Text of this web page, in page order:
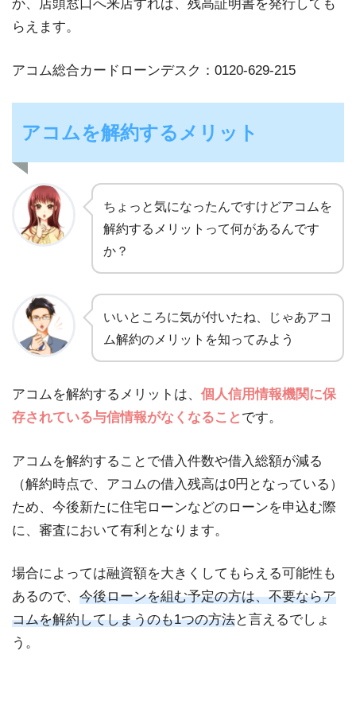
か、店頭窓口へ来店すれば、残高証明書を発行しても
らえます。
アコム総合カードローンデスク：0120-629-215
アコムを解約するメリット
ちょっと気になったんですけどアコムを
解約するメリットって何があるんです
か？
いいところに気が付いたね、じゃあアコ
ム解約のメリットを知ってみよう
アコムを解約するメリットは、 個人信用情報機関に保
存されている与信情報がなくなること です。
アコムを解約することで借入件数や借入総額が減る
（解約時点で、アコムの借入残高は0円となっている）
ため、今後新たに住宅ローンなどのローンを申込む際
に、審査において有利となります。
場合によっては融資額を大きくしてもらえる可能性も
あるので、 今後ローンを組む予定の方は、不要ならア
コムを解約してしまうのも1つの方法と言えるでしょ
う。